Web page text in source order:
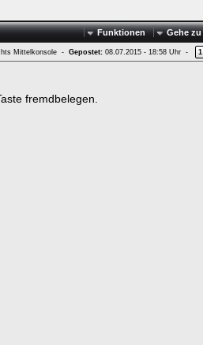
Gehe zu
Funktionen
Mittelkonsole - Gepostet: 08.07.2015 - 18:58 Uhr - 1
fremdbelegen.